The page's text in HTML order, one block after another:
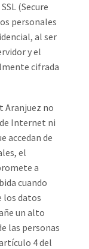
(Secure
personales
al ser
y el
cifrada
Aranjuez no
Internet ni
accedan de
el
a
cuando
los datos
un alto
las personas
4 del